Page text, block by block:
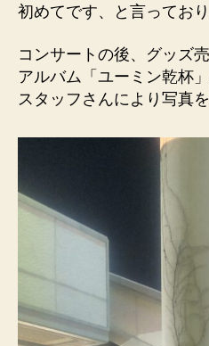
初めてです、と言っており
コンサートの後、グッズ
アルバム「ユーミン乾杯
スタッフさんにより写真